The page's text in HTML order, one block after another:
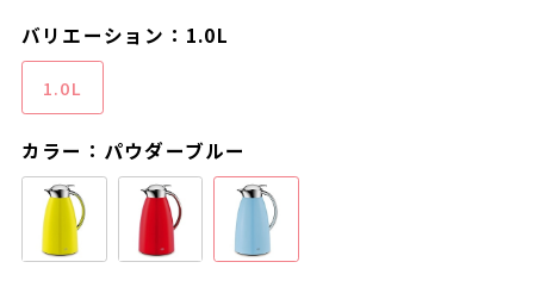
願いいたします。
通常商品用ギフト用品(バッグ・紙袋)
バリエーション：1.0L
1.0L
カラー：パウダーブルー